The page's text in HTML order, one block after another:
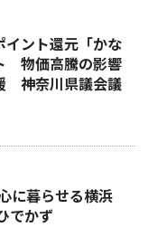
イント還元「かな
物価高騰の影響
神奈川県議会議
に暮らせる横浜
でかず